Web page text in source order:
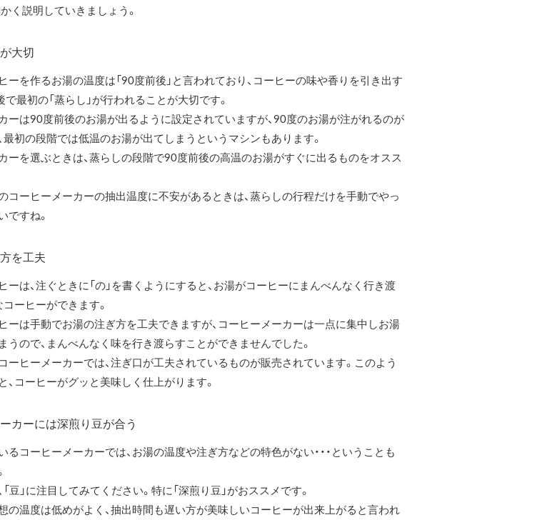
く説明していきましょう。
大切
ーを作るお湯の温度は「90度前後」と言われており、コーヒーの味や香りを引き出す
で最初の「蒸らし」が行われることが大切です。
ーは90度前後のお湯が出るように設定されていますが、90度のお湯が注がれるのが
最初の段階では低温のお湯が出てしまうというマシンもあります。
ーを選ぶときは、蒸らしの段階で90度前後の高温のお湯がすぐに出るものをオスス
コーヒーメーカーの抽出温度に不安があるときは、蒸らしの行程だけを手動でやっ
ですね。
を工夫
ーは、注ぐときに「の」を書くようにすると、お湯がコーヒーにまんべんなく行き渡
コーヒーができます。
ーは手動でお湯の注ぎ方を工夫できますが、コーヒーメーカーは一点に集中しお湯
うので、まんべんなく味を行き渡らすことができませんでした。
ーヒーメーカーでは、注ぎ口が工夫されているものが販売されています。このよう
、コーヒーがグッと美味しく仕上がります。
カーには深煎り豆が合う
るコーヒーメーカーでは、お湯の温度や注ぎ方などの特色がない・・・ということも
豆」に注目してみてください。特に「深煎り豆」がおススメです。
の温度は低めがよく、抽出時間も遅い方が美味しいコーヒーが出来上がると言われ